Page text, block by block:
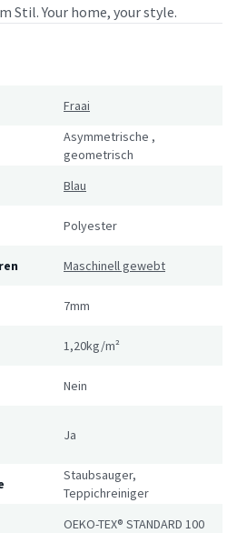
Stil. Your home, your style.
Fraai
Asymmetrische ,
geometrisch
Blau
Polyester
Maschinell gewebt
7mm
1,20kg/m²
Nein
Ja
Staubsauger,
Teppichreiniger
OEKO-TEX® STANDARD 100